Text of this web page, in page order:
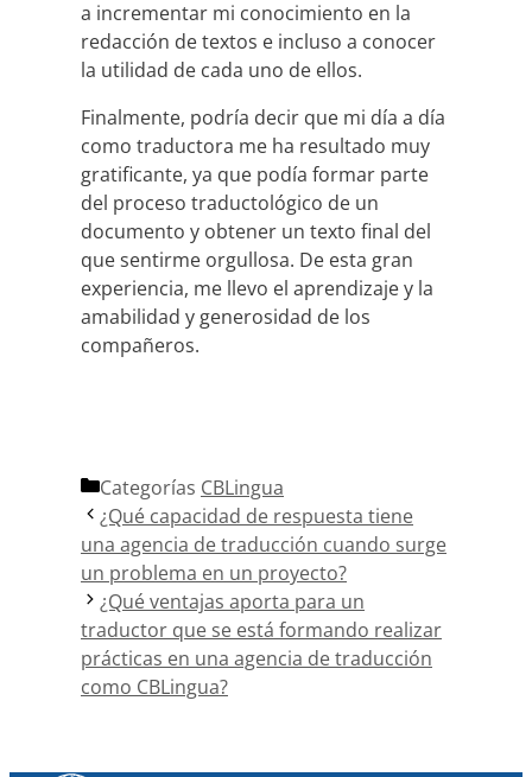
a incrementar mi conocimiento en la
redacción de textos e incluso a conocer
la utilidad de cada uno de ellos.
Finalmente, podría decir que mi día a día
como traductora me ha resultado muy
gratificante, ya que podía formar parte
del proceso traductológico de un
documento y obtener un texto final del
que sentirme orgullosa. De esta gran
experiencia, me llevo el aprendizaje y la
amabilidad y generosidad de los
compañeros.
Categorías CBLingua
¿Qué capacidad de respuesta tiene
una agencia de traducción cuando surge
un problema en un proyecto?
¿Qué ventajas aporta para un
traductor que se está formando realizar
prácticas en una agencia de traducción
como CBLingua?